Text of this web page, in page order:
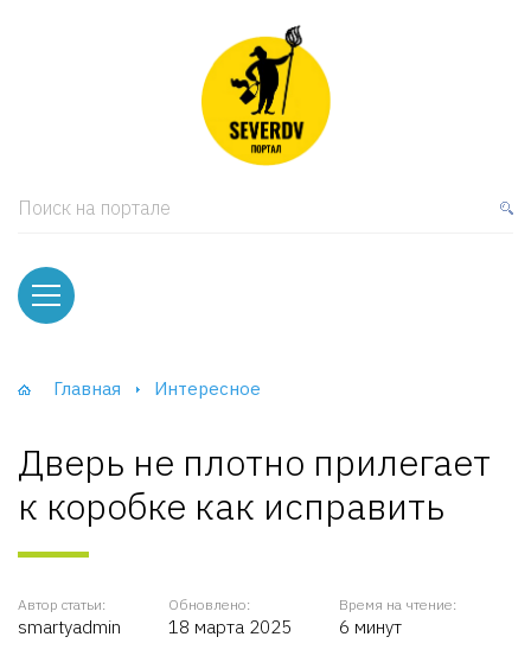
Поиск на портале
Главная Интересное
Дверь не плотно прилегает
к коробке как исправить
Автор статьи:
smartyadmin
Обновлено:
18 марта 2025
Время на чтение:
6 минут
и тумбы